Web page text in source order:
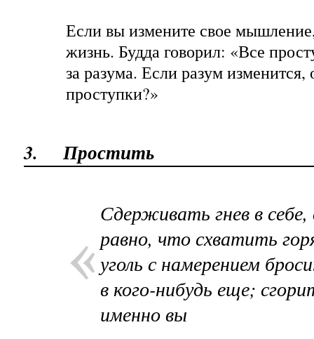
Если вы измените свое
жизнь. Будда говорил: «Все
за разума. Если разум изменится,
проступки?»
3. Простить
Сдерживать гнев в себе,
равно, что схватить
уголь с намерением
в кого-нибудь еще;
именно вы